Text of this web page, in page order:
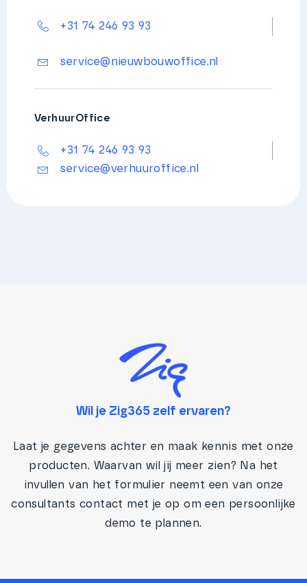
+31 74 246 93 93
service@nieuwbouwoffice.nl
VerhuurOffice
+31 74 246 93 93
service@verhuuroffice.nl
Wil je Zig365 zelf ervaren?
Laat je gegevens achter en maak kennis met onze
producten. Waarvan wil jij meer zien? Na het
invullen van het formulier neemt een van onze
consultants contact met je op om een persoonlijke
demo te plannen.